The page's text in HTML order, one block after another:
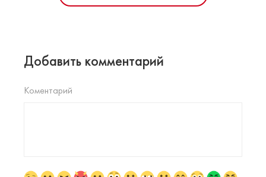
Добавить комментарий
Коментарий